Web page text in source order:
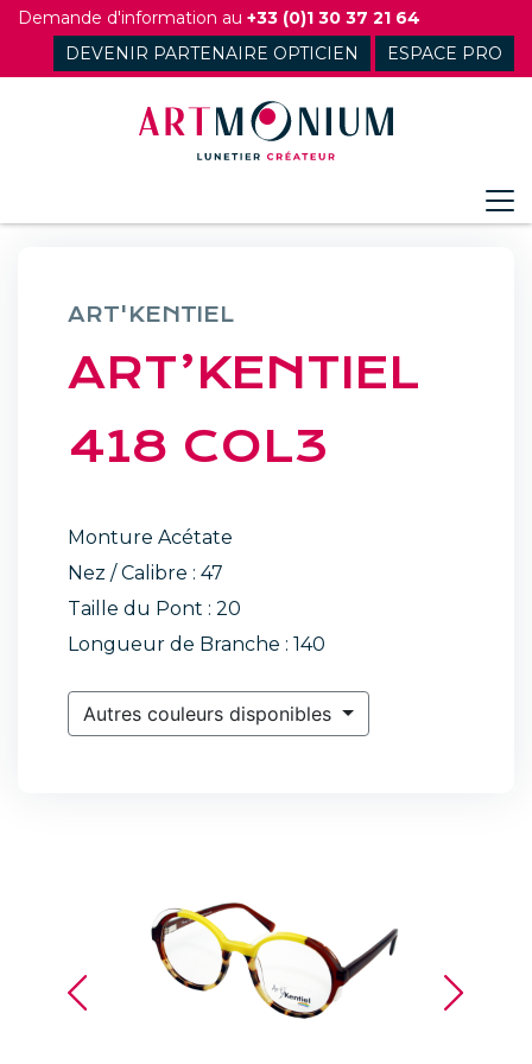
Skip
content
Demande d'information au +33 (0)1 30 37 21 64
DEVENIR PARTENAIRE OPTICIEN
ESPACE PRO
ART'KENTIEL
ART’KENTIEL
418 COL3
Monture Acétate
Nez / Calibre : 47
Taille du Pont : 20
Longueur de Branche : 140
Autres couleurs disponibles